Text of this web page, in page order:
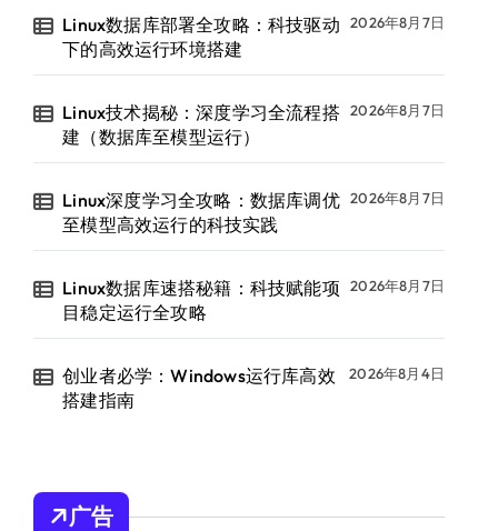
Linux数据库部署全攻略：科技驱动
下的高效运行环境搭建
2026年8月7日
Linux技术揭秘：深度学习全流程搭
建（数据库至模型运行）
2026年8月7日
Linux深度学习全攻略：数据库调优
至模型高效运行的科技实践
2026年8月7日
Linux数据库速搭秘籍：科技赋能项
目稳定运行全攻略
2026年8月7日
创业者必学：Windows运行库高效
搭建指南
2026年8月4日
广告